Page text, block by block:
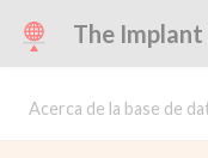
The Implant
Acerca de la base de